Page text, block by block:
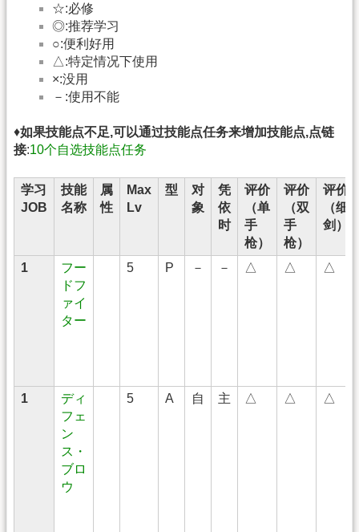
☆:必修
◎:推荐学习
○:便利好用
△:特定情况下使用
×:没用
－:使用不能
♦如果技能点不足,可以通过技能点任务来增加技能点,点链
接:10个自选技能点任务
学习
JOB
技能
名称
属
性
Max
Lv
型
对
象
凭
依
时
评价
（单
手
枪）
评价
（双
手
枪）
评价
（细
剑）
1
フー
ドフ
ァイ
ター
5 P － － △ △ △
1
ディ
フェ
ン
ス・
ブロ
ウ
5 A 自 主 △ △ △